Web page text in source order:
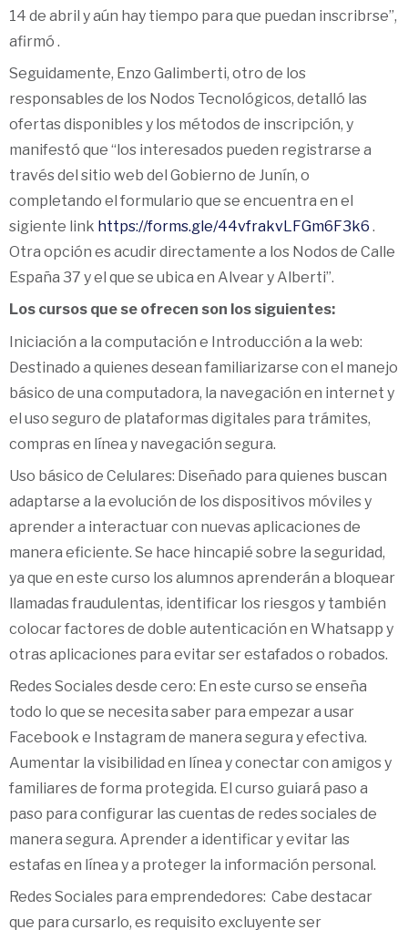
14 de abril y aún hay tiempo para que puedan inscribrse”,
afirmó .
Seguidamente, Enzo Galimberti, otro de los
responsables de los Nodos Tecnológicos, detalló las
ofertas disponibles y los métodos de inscripción, y
manifestó que “los interesados pueden registrarse a
través del sitio web del Gobierno de Junín, o
completando el formulario que se encuentra en el
sigiente link https://forms.gle/44vfrakvLFGm6F3k6 .
Otra opción es acudir directamente a los Nodos de Calle
España 37 y el que se ubica en Alvear y Alberti”.
Los cursos que se ofrecen son los siguientes:
Iniciación a la computación e Introducción a la web:
Destinado a quienes desean familiarizarse con el manejo
básico de una computadora, la navegación en internet y
el uso seguro de plataformas digitales para trámites,
compras en línea y navegación segura.
Uso básico de Celulares: Diseñado para quienes buscan
adaptarse a la evolución de los dispositivos móviles y
aprender a interactuar con nuevas aplicaciones de
manera eficiente. Se hace hincapié sobre la seguridad,
ya que en este curso los alumnos aprenderán a bloquear
llamadas fraudulentas, identificar los riesgos y también
colocar factores de doble autenticación en Whatsapp y
otras aplicaciones para evitar ser estafados o robados.
Redes Sociales desde cero: En este curso se enseña
todo lo que se necesita saber para empezar a usar
Facebook e Instagram de manera segura y efectiva.
Aumentar la visibilidad en línea y conectar con amigos y
familiares de forma protegida. El curso guiará paso a
paso para configurar las cuentas de redes sociales de
manera segura. Aprender a identificar y evitar las
estafas en línea y a proteger la información personal.
Redes Sociales para emprendedores: Cabe destacar
que para cursarlo, es requisito excluyente ser